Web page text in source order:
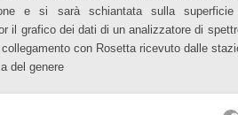
e si sarà schiantata sulla superficie
il grafico dei dati di un analizzatore di
con Rosetta ricevuto dalle
del genere